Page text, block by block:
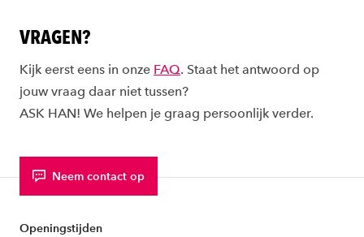
VRAGEN?
Kijk eerst eens in onze FAQ. Staat het antwoord op
jouw vraag daar niet tussen?
ASK HAN! We helpen je graag persoonlijk verder.
Neem contact op
Openingstijden